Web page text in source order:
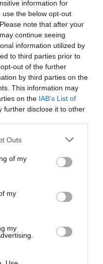
information for
the below opt-out
note that after your
continue seeing
information utilized by
to third parties prior to
out of the further
by third parties on the
This information may
on the IAB’s List of
further disclose it to other
one or more Google
You may click to
its third-party tags to
in below Google
Outs
of my
my
my
felismerte, hogy a
ezt mutatja a
beindulása is,
támogatás.
a zenei
például az adók
nem tudunk
Simon László. A
a Sziget Kft.
nem pénzt,
szeretnék a
a jelenlegi
kormány nem tudja
európai